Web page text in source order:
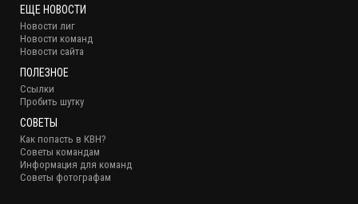
ЕЩЕ НОВОСТИ
Новости лиг
Новости команд
Новости сайта
ПОЛЕЗНОЕ
Ссылки
Пробить шутку
СОВЕТЫ
Как попасть в КВН?
Советы командам
Информация для команд
Советы фотографам